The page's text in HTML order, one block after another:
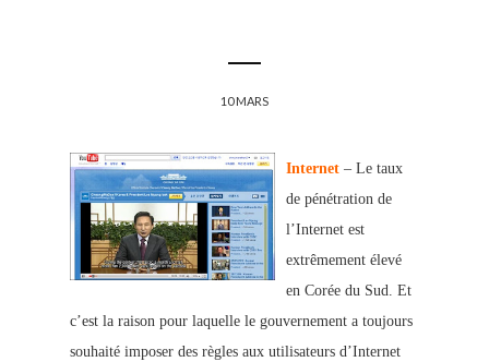
10 MARS
Internet – Le taux
de pénétration de
l’Internet est
extrêmement élevé
en Corée du Sud. Et
c’est la raison pour laquelle le gouvernement a toujours
souhaité imposer des règles aux utilisateurs d’Internet